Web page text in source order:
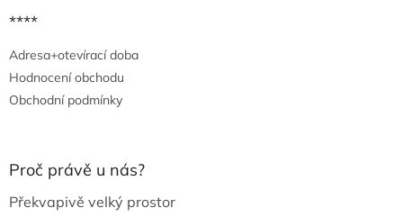
****
Adresa+otevírací doba
Hodnocení obchodu
Obchodní podmínky
Proč právě u nás?
Překvapivě velký prostor